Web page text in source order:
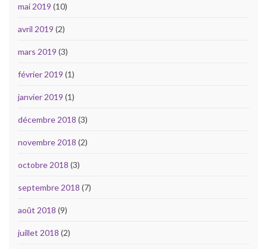
mai 2019 (10)
avril 2019 (2)
mars 2019 (3)
février 2019 (1)
janvier 2019 (1)
décembre 2018 (3)
novembre 2018 (2)
octobre 2018 (3)
septembre 2018 (7)
août 2018 (9)
juillet 2018 (2)